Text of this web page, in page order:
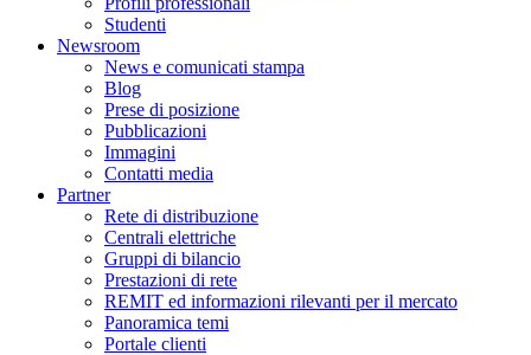
Studenti
Newsroom
News e comunicati stampa
Blog
Prese di posizione
Pubblicazioni
Immagini
Contatti media
Partner
Rete di distribuzione
Centrali elettriche
Gruppi di bilancio
Prestazioni di rete
REMIT ed informazioni rilevanti per il mercato
Panoramica temi
Portale clienti